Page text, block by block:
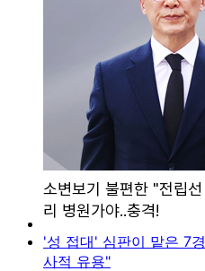
'성 접대' 심판이 맡은 7
사적 유용"